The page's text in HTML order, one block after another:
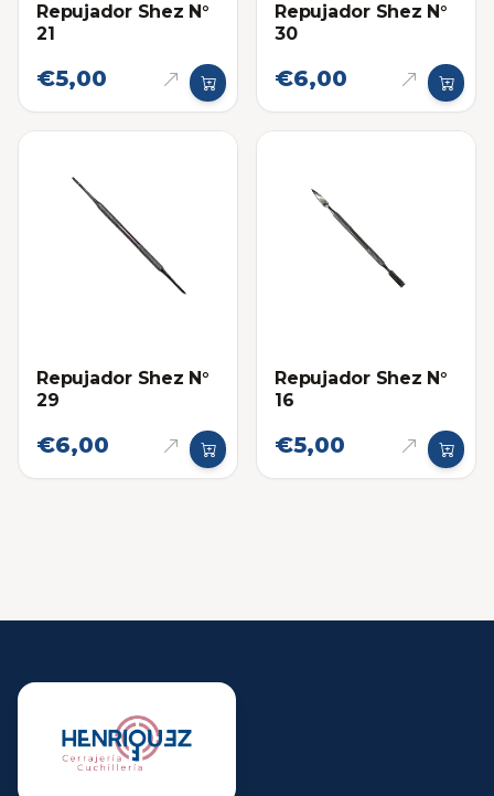
Repujador Shez N°
21
€5,00
Repujador Shez N°
30
€6,00
Repujador Shez N°
29
€6,00
Repujador Shez N°
16
€5,00